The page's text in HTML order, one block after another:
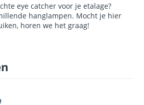
eye catcher voor je etalage?
hanglampen. Mocht je hier
horen we het graag!